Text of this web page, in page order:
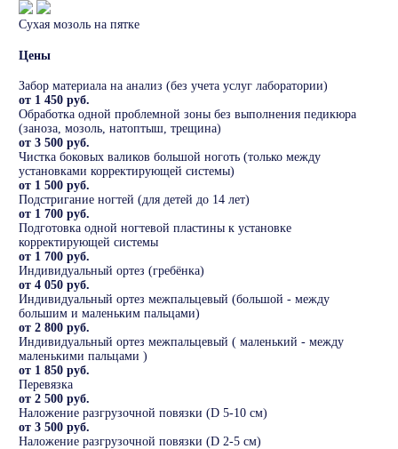
Сухая мозоль на пятке
Цены
Забор материала на анализ (без учета услуг лаборатории)
от 1 450 руб.
Обработка одной проблемной зоны без выполнения педикюра
(заноза, мозоль, натоптыш, трещина)
от 3 500 руб.
Чистка боковых валиков большой ноготь (только между
установками корректирующей системы)
от 1 500 руб.
Подстригание ногтей (для детей до 14 лет)
от 1 700 руб.
Подготовка одной ногтевой пластины к установке
корректирующей системы
от 1 700 руб.
Индивидуальный ортез (гребёнка)
от 4 050 руб.
Индивидуальный ортез межпальцевый (большой - между
большим и маленьким пальцами)
от 2 800 руб.
Индивидуальный ортез межпальцевый ( маленький - между
маленькими пальцами )
от 1 850 руб.
Перевязка
от 2 500 руб.
Наложение разгрузочной повязки (D 5-10 см)
от 3 500 руб.
Наложение разгрузочной повязки (D 2-5 см)